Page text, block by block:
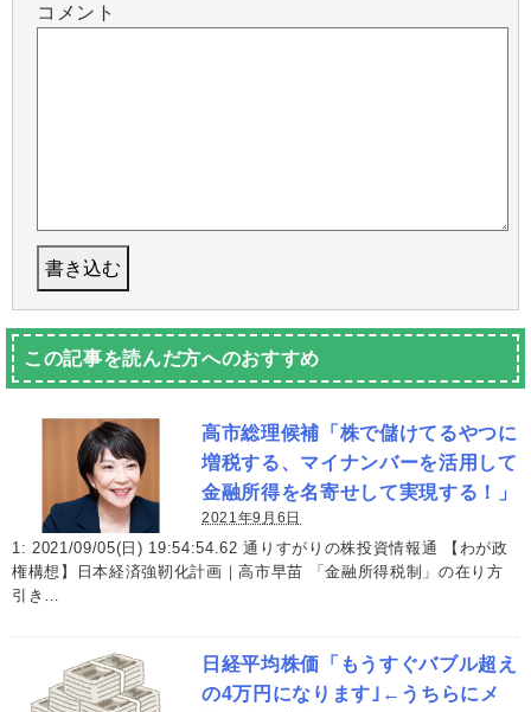
コメント
この記事を読んだ方へのおすすめ
高市総理候補「株で儲けてるやつに
増税する、マイナンバーを活用して
金融所得を名寄せして実現する！」
2021年9月6日
1: 2021/09/05(日) 19:54:54.62 通りすがりの株投資情報通 【わが政
権構想】日本経済強靭化計画｜高市早苗 「金融所得税制」の在り方
引き…
日経平均株価「もうすぐバブル超え
の4万円になります｣←うちらにメ